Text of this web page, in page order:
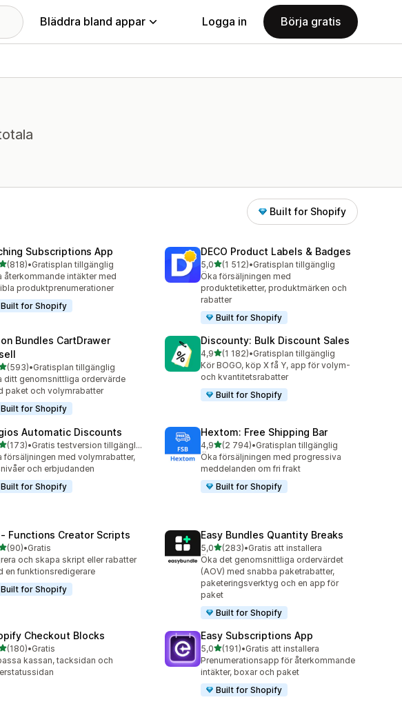
Bläddra bland appar Logga in Börja gratis
Built for Shopify
Subscriptions App
5 stjärnor
(818)
recensioner totalt
•Gratisplan tillgänglig
återkommande intäkter med
produktprenumerationer
Built for Shopify
DECO Product Labels & Badges
5,0av 5 stjärnor
(1 512)
1512 recensioner totalt
•Gratisplan tillgänglig
Öka försäljningen med
produktetiketter, produktmärken och
rabatter
Built for Shopify
Bundles CartDrawer
5 stjärnor
(593)
recensioner totalt
•Gratisplan tillgänglig
ditt genomsnittliga ordervärde
paket och volymrabatter
Built for Shopify
Discounty: Bulk Discount Sales
4,9av 5 stjärnor
(1 182)
1182 recensioner totalt
•Gratisplan tillgänglig
Kör BOGO, köp X få Y, app för volym-
och kvantitetsrabatter
Built for Shopify
Automatic Discounts
5 stjärnor
(173)
recensioner totalt
•
Gratis testversion tillgänglig
försäljningen med volymrabatter,
och erbjudanden
Built for Shopify
Hextom: Free Shipping Bar
4,9av 5 stjärnor
(2 794)
2794 recensioner totalt
•Gratisplan tillgänglig
Öka försäljningen med progressiva
meddelanden om fri frakt
Built for Shopify
‑ Functions Creator Scripts
5 stjärnor
(90) totalt
•Gratis
och skapa skript eller rabatter
en funktionsredigerare
Built for Shopify
Easy Bundles Quantity Breaks
5,0av 5 stjärnor
(283)
283 recensioner totalt
•Gratis att installera
Öka det genomsnittliga ordervärdet
(AOV) med snabba paketrabatter,
paketeringsverktyg och en app för
paket
Built for Shopify
Checkout Blocks
5 stjärnor
(180)
recensioner totalt
•Gratis
kassan, tacksidan och
Easy Subscriptions App
5,0av 5 stjärnor
(191)
191 recensioner totalt
•Gratis att installera
Prenumerationsapp för återkommande
intäkter, boxar och paket
Built for Shopify